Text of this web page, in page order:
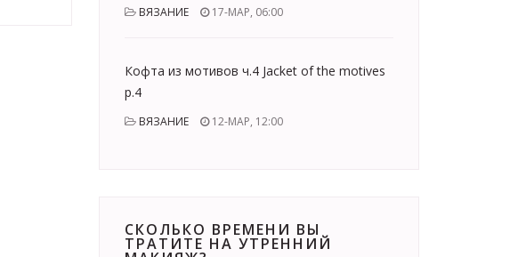
ВЯЗАНИЕ 17-МАР, 06:00
Кофта из мотивов ч.4 Jacket of the motives
p.4
ВЯЗАНИЕ 12-МАР, 12:00
СКОЛЬКО ВРЕМЕНИ ВЫ
ТРАТИТЕ НА УТРЕННИЙ